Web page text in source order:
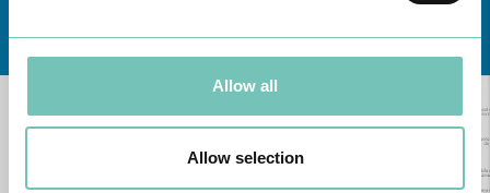
Allow all
Allow selection